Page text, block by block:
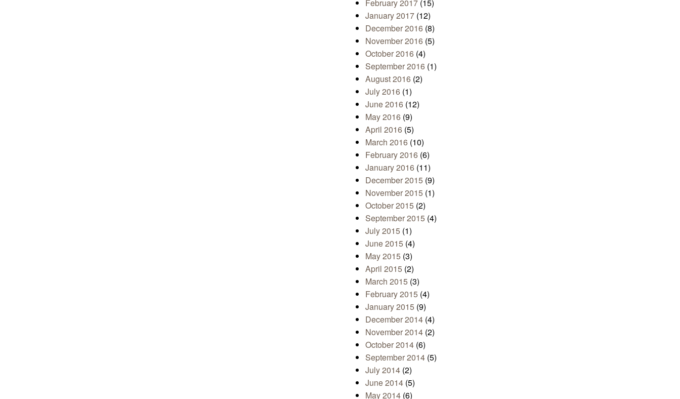
February 2017 (15)
January 2017 (12)
December 2016 (8)
November 2016 (5)
October 2016 (4)
September 2016 (1)
August 2016 (2)
July 2016 (1)
June 2016 (12)
May 2016 (9)
April 2016 (5)
March 2016 (10)
February 2016 (6)
January 2016 (11)
December 2015 (9)
November 2015 (1)
October 2015 (2)
September 2015 (4)
July 2015 (1)
June 2015 (4)
May 2015 (3)
April 2015 (2)
March 2015 (3)
February 2015 (4)
January 2015 (9)
December 2014 (4)
November 2014 (2)
October 2014 (6)
September 2014 (5)
July 2014 (2)
June 2014 (5)
May 2014 (6)